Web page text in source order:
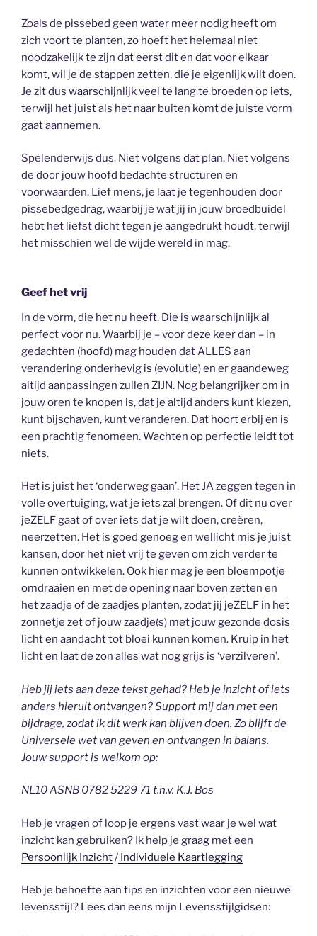
Zoals de pissebed geen water meer nodig heeft om
zich voort te planten, zo hoeft het helemaal niet
noodzakelijk te zijn dat eerst dit en dat voor elkaar
komt, wil je de stappen zetten, die je eigenlijk wilt doen.
Je zit dus waarschijnlijk veel te lang te broeden op iets,
terwijl het juist als het naar buiten komt de juiste vorm
gaat aannemen.
Spelenderwijs dus. Niet volgens dat plan. Niet volgens
de door jouw hoofd bedachte structuren en
voorwaarden. Lief mens, je laat je tegenhouden door
pissebedgedrag, waarbij je wat jij in jouw broedbuidel
hebt het liefst dicht tegen je aangedrukt houdt, terwijl
het misschien wel de wijde wereld in mag.
Geef het vrij
In de vorm, die het nu heeft. Die is waarschijnlijk al
perfect voor nu. Waarbij je – voor deze keer dan – in
gedachten (hoofd) mag houden dat ALLES aan
verandering onderhevig is (evolutie) en er gaandeweg
altijd aanpassingen zullen ZIJN. Nog belangrijker om in
jouw oren te knopen is, dat je altijd anders kunt kiezen,
kunt bijschaven, kunt veranderen. Dat hoort erbij en is
een prachtig fenomeen. Wachten op perfectie leidt tot
niets.
Het is juist het ‘onderweg gaan’. Het JA zeggen tegen in
volle overtuiging, wat je iets zal brengen. Of dit nu over
jeZELF gaat of over iets dat je wilt doen, creëren,
neerzetten. Het is goed genoeg en wellicht mis je juist
kansen, door het niet vrij te geven om zich verder te
kunnen ontwikkelen. Ook hier mag je een bloempotje
omdraaien en met de opening naar boven zetten en
het zaadje of de zaadjes planten, zodat jij jeZELF in het
zonnetje zet of jouw zaadje(s) met jouw gezonde dosis
licht en aandacht tot bloei kunnen komen. Kruip in het
licht en laat de zon alles wat nog grijs is ‘verzilveren’.
Heb jij iets aan deze tekst gehad? Heb je inzicht of iets
anders hieruit ontvangen? Support mij dan met een
bijdrage, zodat ik dit werk kan blijven doen. Zo blijft de
Universele wet van geven en ontvangen in balans.
Jouw support is welkom op:
NL10 ASNB 0782 5229 71 t.n.v. K.J. Bos
Heb je vragen of loop je ergens vast waar je wel wat
inzicht kan gebruiken? Ik help je graag met een
Persoonlijk Inzicht/ Individuele Kaartlegging
Heb je behoefte aan tips en inzichten voor een nieuwe
levensstijl? Lees dan eens mijn Levensstijlgidsen: